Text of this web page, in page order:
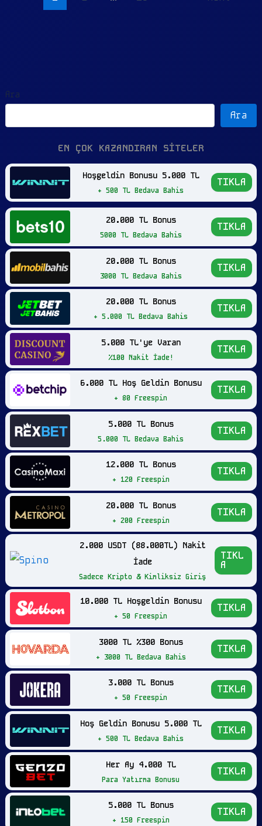
Ara
Ara
EN ÇOK KAZANDIRAN SİTELER
Hoşgeldin Bonusu 5.000 TL
+ 500 TL Bedava Bahis
TIKLA
20.000 TL Bonus
5000 TL Bedava Bahis
TIKLA
20.000 TL Bonus
3000 TL Bedava Bahis
TIKLA
20.000 TL Bonus
+ 5.000 TL Bedava Bahis
TIKLA
5.000 TL'ye Varan
%100 Nakit İade!
TIKLA
6.000 TL Hoş Geldin Bonusu
+ 80 Freespin
TIKLA
5.000 TL Bonus
5.000 TL Bedava Bahis
TIKLA
12.000 TL Bonus
+ 120 Freespin
TIKLA
20.000 TL Bonus
+ 200 Freespin
TIKLA
2.000 USDT (88.000TL) Nakit
İade
Sadece Kripto & Kimliksiz Giriş
TIKL
A
10.000 TL Hoşgeldin Bonusu
+ 50 Freespin
TIKLA
3000 TL %300 Bonus
+ 3000 TL Bedava Bahis
TIKLA
3.000 TL Bonus
+ 50 Freespin
TIKLA
Hoş Geldin Bonusu 5.000 TL
+ 500 TL Bedava Bahis
TIKLA
Her Ay 4.000 TL
Para Yatırma Bonusu
TIKLA
5.000 TL Bonus
+ 150 Freespin
TIKLA